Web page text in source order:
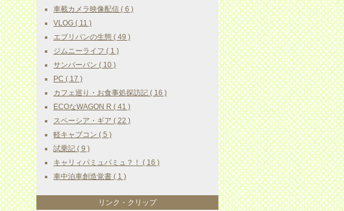
車載カメラ映像配信 ( 6 )
VLOG ( 11 )
エブリバンの生態 ( 49 )
ジムニーライフ ( 1 )
サンバーバン ( 10 )
PC ( 17 )
カフェ巡り・お食事処探訪記 ( 16 )
ECOなWAGON R ( 41 )
スペーシア・ギア ( 22 )
軽キャブコン ( 5 )
試乗記 ( 9 )
キャリィパミュパミュ？！ ( 16 )
車中泊車創造覚書 ( 1 )
リンク・クリップ